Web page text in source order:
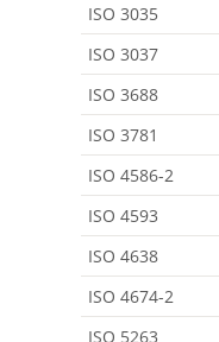
ISO 3035
ISO 3037
ISO 3688
ISO 3781
ISO 4586-2
ISO 4593
ISO 4638
ISO 4674-2
ISO 5263